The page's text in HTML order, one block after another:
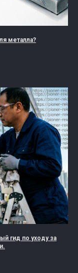
металла?
гид по уходу за